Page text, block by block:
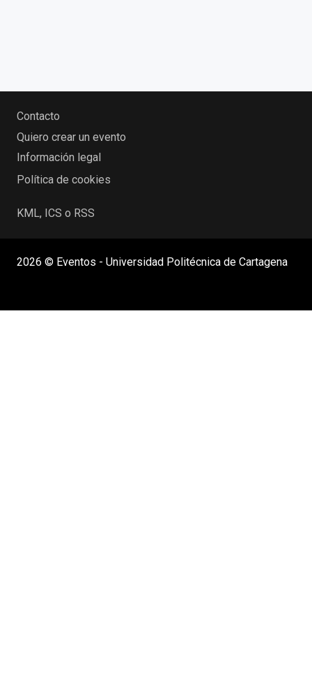
Contacto
Quiero crear un evento
Información legal
Política de cookies
KML, ICS o RSS
2026 © Eventos - Universidad Politécnica de Cartagena